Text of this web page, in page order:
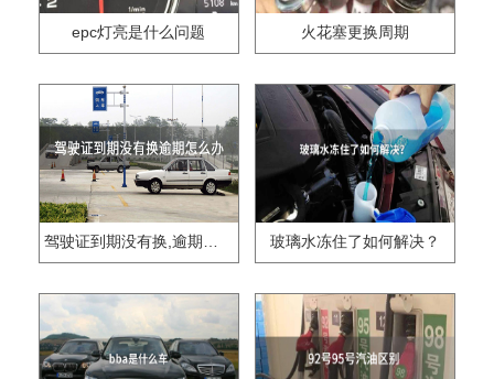
epc灯亮是什么问题 火花塞更换周期
驾驶证到期没有换,逾期怎么办?? 玻璃水冻住了如何解决？